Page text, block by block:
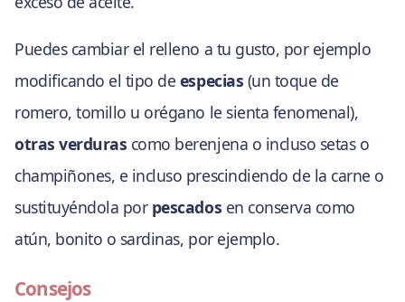
Puedes cambiar el relleno a tu gusto, por ejemplo
modificando el tipo de especias (un toque de
romero, tomillo u orégano le sienta fenomenal),
otras verduras como berenjena o incluso setas o
champiñones, e incluso prescindiendo de la carne o
sustituyéndola por pescados en conserva como
atún, bonito o sardinas, por ejemplo.
Consejos